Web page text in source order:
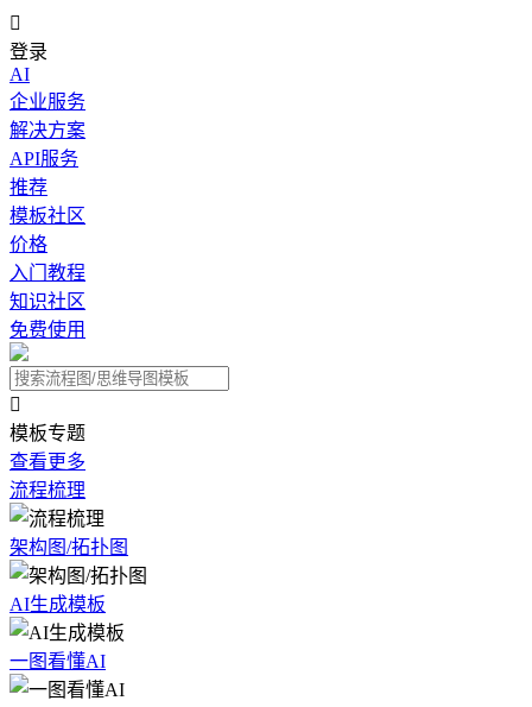

登录
AI
企业服务
解决方案
API服务
推荐
模板社区
价格
入门教程
知识社区
免费使用

模板专题
查看更多
流程梳理
架构图/拓扑图
AI生成模板
一图看懂AI